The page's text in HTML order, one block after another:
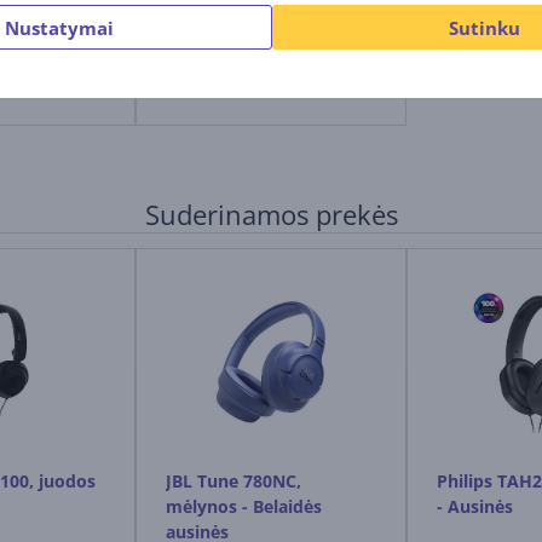
Nustatymai Sutinku
11.99 €
Suderinamos prekės
juodos
JBL Tune 780NC,
mėlynos - Belaidės
ausinės
Philips
- Ausinės